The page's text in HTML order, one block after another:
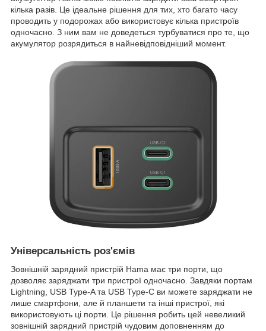
кілька разів. Це ідеальне рішення для тих, хто багато часу
проводить у подорожах або використовує кілька пристроїв
одночасно. З ним вам не доведеться турбуватися про те, що
акумулятор розрядиться в найневідповідніший момент.
Універсальність роз'ємів
Зовнішній зарядний пристрій Hama має три порти, що
дозволяє заряджати три пристрої одночасно. Завдяки портам
Lightning, USB Type-A та USB Type-C ви можете заряджати не
лише смартфони, але й планшети та інші пристрої, які
використовують ці порти. Це рішення робить цей невеликий
зовнішній зарядний пристрій чудовим доповненням до